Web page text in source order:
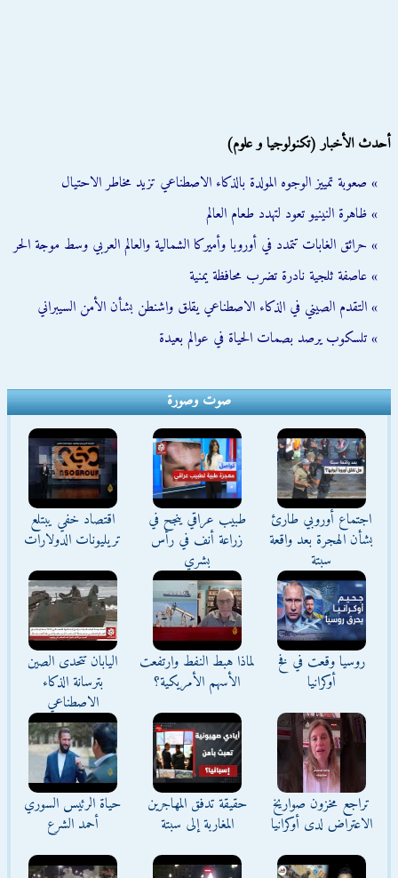
أحدث الأخبار (تكنولوجيا و علوم)
» صعوبة تمييز الوجوه المولدة بالذكاء الاصطناعي تزيد مخاطر الاحتيال
» ظاهرة النينيو تعود لتهدد طعام العالم
» حرائق الغابات تتمدد في أوروبا وأميركا الشمالية والعالم العربي وسط موجة الحر
» عاصفة ثلجية نادرة تضرب محافظة يمنية
» التقدم الصيني في الذكاء الاصطناعي يقلق واشنطن بشأن الأمن السيبراني
» تلسكوب يرصد بصمات الحياة في عوالم بعيدة
صوت وصورة
اجتماع أوروبي طارئ
بشأن الهجرة بعد واقعة
سبتة
طبيب عراقي ينجح في
زراعة أنف في رأس
بشري
اقتصاد خفي يبتلع
تريليونات الدولارات
روسيا وقعت في فخ
أوكرانيا
لماذا هبط النفط وارتفعت
الأسهم الأمريكية؟
اليابان تتحدى الصين
بترسانة الذكاء
الاصطناعي
تراجع مخزون صواريخ
الاعتراض لدى أوكرانيا
حقيقة تدفق المهاجرين
المغاربة إلى سبتة
حياة الرئيس السوري
أحمد الشرع